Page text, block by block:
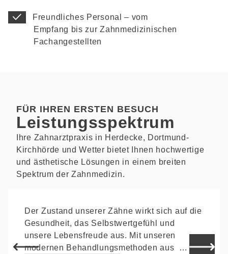
Freundliches Personal – vom
Empfang bis zur Zahnmedizinischen
Fachangestellten
FÜR IHREN ERSTEN BESUCH
Leistungsspektrum
Ihre Zahnarztpraxis in Herdecke, Dortmund-
Kirchhörde und Wetter bietet Ihnen hochwertige
und ästhetische Lösungen in einem breiten
Spektrum der Zahnmedizin.
Ästhetik
Der Zustand unserer Zähne wirkt sich auf die
Gesundheit, das Selbstwertgefühl und
unsere Lebensfreude aus. Mit unseren
modernen Behandlungsmethoden aus …